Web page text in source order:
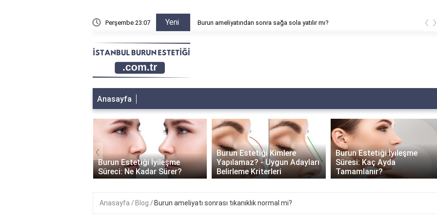
Perşembe 23:07 Yeni
Burun ameliyatından sonra sağa sola yatılır mı? Burun ameliyatından sonra üst dudak kalkar mı? ‹ ›
Anasayfa
Burun Estetiği İyileşme
Süreci: Ne Kadar Sürer?
Burun Estetiği Kimlere
Yapılamaz? - Uygun Adayları
Belirleme Kriterleri
Burun Estetiği İyileşme
Süresi: Kaç Ayda
Tamamlanır?
Burun
Branşlar:
İlgilenir?
‹
Anasayfa Blog Burun ameliyatı sonrası tıkanıklık normal mi?